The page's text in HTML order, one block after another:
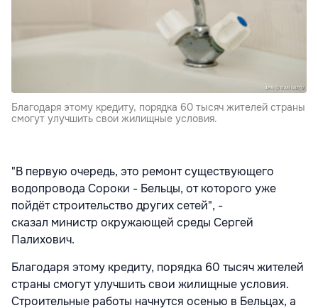
Благодаря этому кредиту, порядка 60 тысяч жителей страны
смогут улучшить свои жилищные условия.
"В первую очередь, это ремонт существующего
водопровода Сороки - Бельцы, от которого уже
пойдёт строительство других сетей", -
сказал министр окружающей среды Сергей
Палихович.
Благодаря этому кредиту, порядка 60 тысяч жителей
страны смогут улучшить свои жилищные условия.
Строительные работы начнутся осенью в Бельцах, а